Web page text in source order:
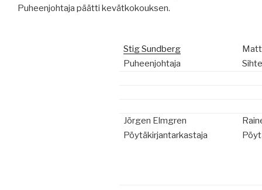
Puheenjohtaja päätti kevätkokouksen.
Stig Sundberg
Puheenjohtaja
Jörgen Elmgren
Pöytäkirjantarkastaja